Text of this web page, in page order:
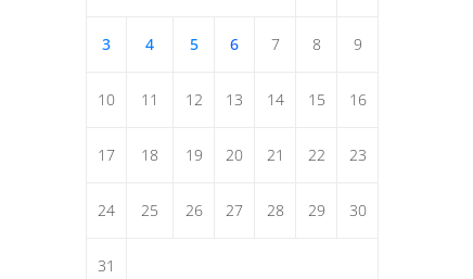
3 4 5 6 7 8 9
10 11 12 13 14 15 16
17 18 19 20 21 22 23
24 25 26 27 28 29 30
31